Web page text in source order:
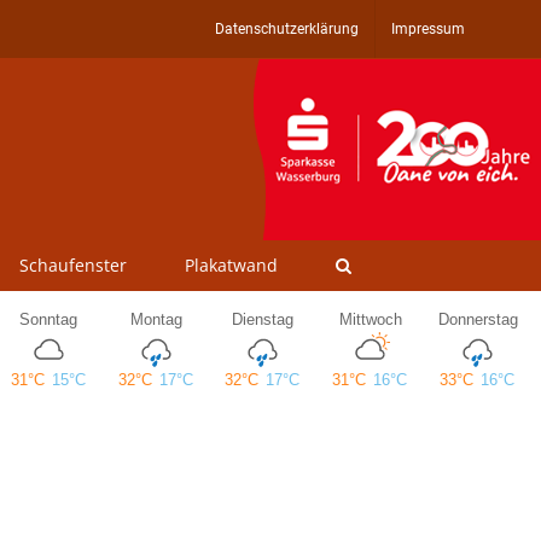
Datenschutzerklärung Impressum
Schaufenster Plakatwand